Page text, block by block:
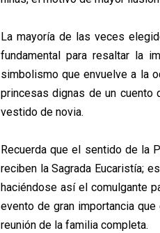
La mayoría de las veces
fundamental para resaltar la
simbolismo que envuelve a la
princesas dignas de un cuento
vestido de novia.
Recuerda que el sentido de la
reciben la Sagrada Eucaristía;
haciéndose así el comulgante
evento de gran importancia
reunión de la familia completa.